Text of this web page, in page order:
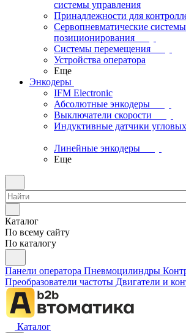
системы управления
Принадлежности для
Сервопневматические системы
позиционирования
Системы перемещения
Устройства оператора
Еще
Энкодеры
IFM Electronic
Абсолютные энкодеры
Выключатели скорости
Индуктивные датчики
Линейные энкодеры
Еще
Каталог
По всему сайту
По каталогу
Панели оператора Пневмоцилиндры
Преобразователи частоты Двигатели и
Каталог